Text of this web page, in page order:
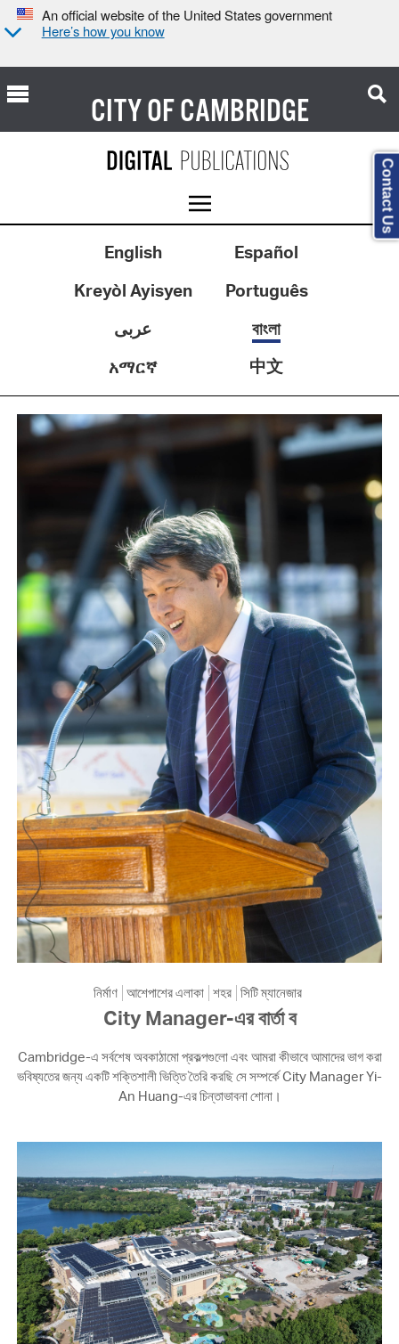
An official website of the United States government
Here’s how you know
CITY OFCAMBRIDGE
English
Español
Kreyòl Ayisyen
Português
عربى
বাংলা
አማርኛ
中文
নির্মাণ আশেপাশের এলাকা শহর সিটি ম্যানেজার
City Manager-এর বার্তা ব
Cambridge-এ সর্বশেষ অবকাঠামো প্রকল্পগুলো এবং আমরা কীভাবে আমাদের ভাগ করা
ভবিষ্যতের জন্য একটি শক্তিশালী ভিত্তি তৈরি করছি সে সম্পর্কে City Manager Yi-
An Huang-এর চিন্তাভাবনা শোনা।
Contact Us